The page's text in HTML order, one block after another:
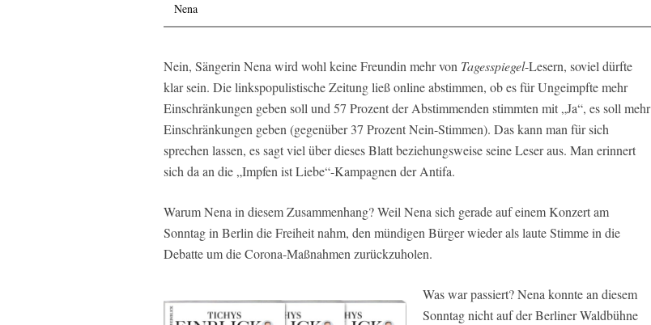
Nena
Nein, Sängerin Nena wird wohl keine Freundin mehr von Tagesspiegel-Lesern, soviel dürfte
klar sein. Die linkspopulistische Zeitung ließ online abstimmen, ob es für Ungeimpfte mehr
Einschränkungen geben soll und 57 Prozent der Abstimmenden stimmten mit „Ja“, es soll mehr
Einschränkungen geben (gegenüber 37 Prozent Nein-Stimmen). Das kann man für sich
sprechen lassen, es sagt viel über dieses Blatt beziehungsweise seine Leser aus. Man erinnert
sich da an die „Impfen ist Liebe“-Kampagnen der Antifa.
Warum Nena in diesem Zusammenhang? Weil Nena sich gerade auf einem Konzert am
Sonntag in Berlin die Freiheit nahm, den mündigen Bürger wieder als laute Stimme in die
Debatte um die Corona-Maßnahmen zurückzuholen.
Was war passiert? Nena konnte an diesem
Sonntag nicht auf der Berliner Waldbühne